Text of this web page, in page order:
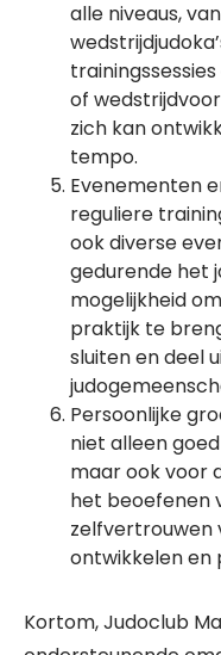
alle niveaus,
of
zich kan
tempo.
Evenementen
reguliere
ook diverse
gedurende het
mogelijkheid
praktijk te
sluiten en deel
Persoonlijke
niet alleen
maar ook voor
het beoefenen
zelfvertrouwen
ontwikkelen en
Kortom, Judoclub